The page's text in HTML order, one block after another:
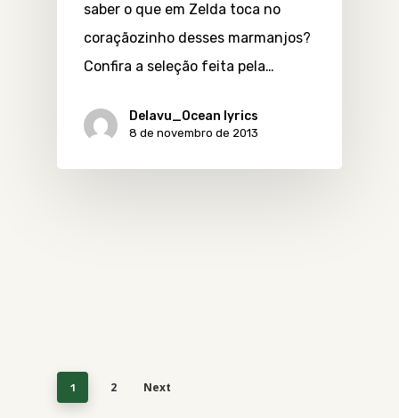
saber o que em Zelda toca no
coraçãozinho desses marmanjos?
Confira a seleção feita pela…
Delavu_Ocean lyrics
8 de novembro de 2013
1 2 Next